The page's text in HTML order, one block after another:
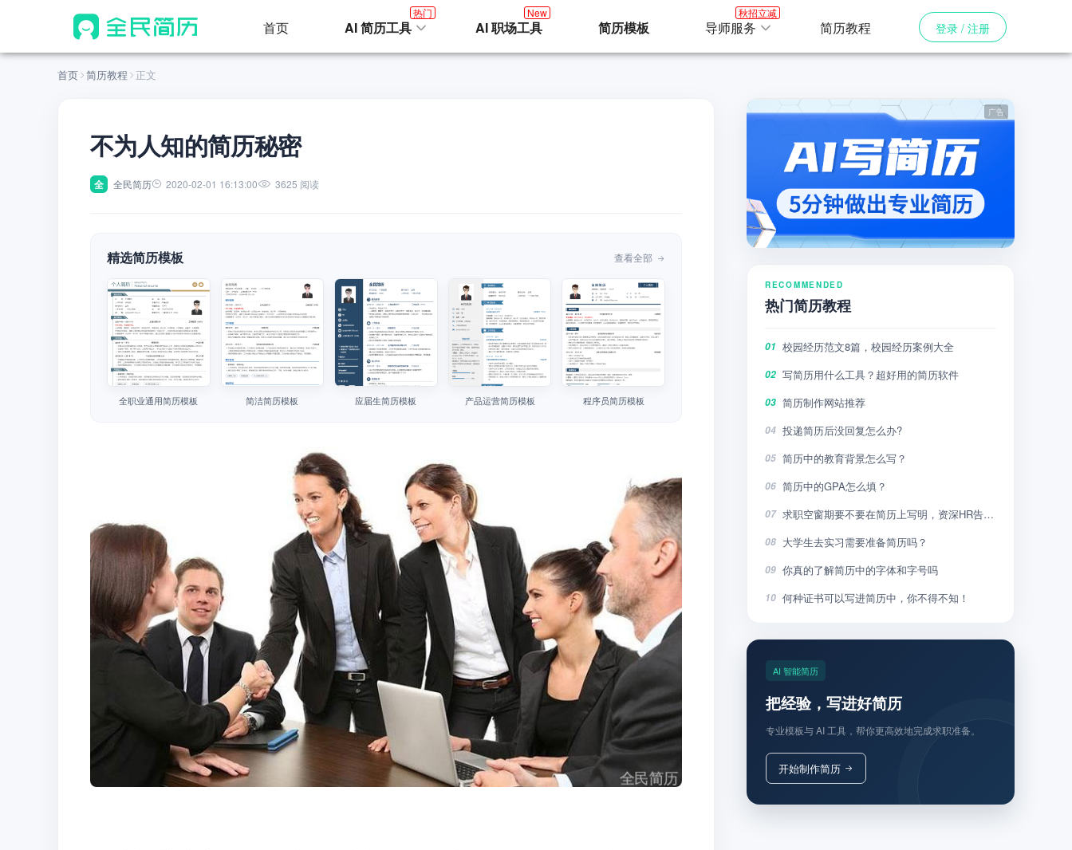
首页 AI 简历工具
热门
AI 职场工具
New
简历模板 导师服务
秋招立减
简历教程 登录 / 注册
首页 简历教程 正文
不为人知的简历秘密
全 全民简历 2020-02-01 16:13:00 3625 阅读
精选简历模板 查看全部
全职业通用简历模板 简洁简历模板 应届生简历模板 产品运营简历模板 程序员简历模板
RECOMMENDED
热门简历教程
01 校园经历范文8篇，校园经历案例大全
02 写简历用什么工具？超好用的简历软件
03 简历制作网站推荐
04 投递简历后没回复怎么办?
05 简历中的教育背景怎么写？
06 简历中的GPA怎么填？
07 求职空窗期要不要在简历上写明，资深HR告诉你
08 大学生去实习需要准备简历吗？
09 你真的了解简历中的字体和字号吗
10 何种证书可以写进简历中，你不得不知！
AI 智能简历
把经验，写进好简历
专业模板与 AI 工具，帮你更高效地完成求职准备。
开始制作简历